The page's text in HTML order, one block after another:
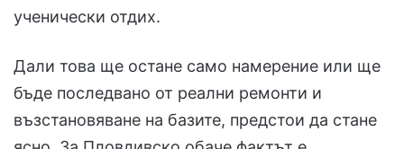
ученически отдих.
Дали това ще остане само намерение или ще
бъде последвано от реални ремонти и
възстановяване на базите, предстои да стане